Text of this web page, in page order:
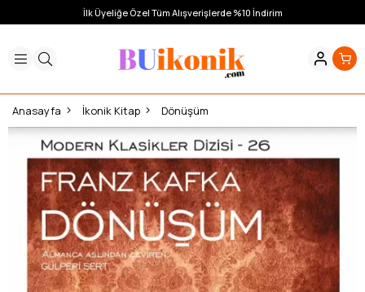
İlk Üyeliğe Özel Tüm Alışverişlerde %10 İndirim
Anasayfa İkonik Kitap Dönüşüm